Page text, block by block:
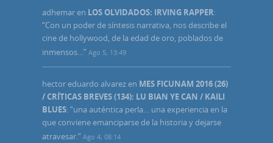
adhemar en LOS OLVIDADOS: IRVING RAPPER:
“Con un poder de síntesis narrativa, nos describe el
cine de hollywood, de la edad de oro, poblados de
inmensos…” Ago 5, 13:49
hector eduardo alvarez en MES FICUNAM 2016 (26)
/ CRÍTICAS BREVES (134): LU BIAN YE CAN / KAILI
BLUES: “una auténtica perla… una experiencia en la
que conviene emanciparse de la historia y dejarse
atravesar.” Ago 4, 08:14